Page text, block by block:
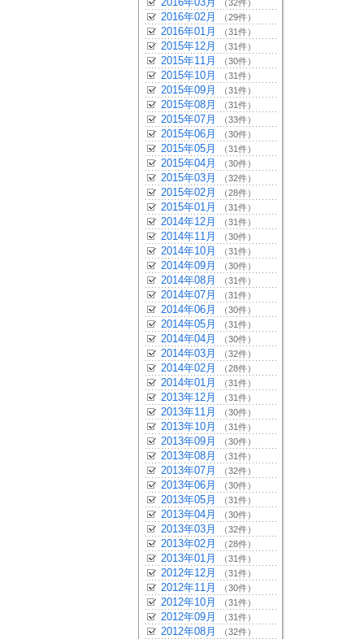
（32件）
2016年02月 （29件）
2016年01月 （31件）
2015年12月 （31件）
2015年11月 （30件）
2015年10月 （31件）
2015年09月 （31件）
2015年08月 （31件）
2015年07月 （33件）
2015年06月 （30件）
2015年05月 （31件）
2015年04月 （30件）
2015年03月 （32件）
2015年02月 （28件）
2015年01月 （31件）
2014年12月 （31件）
2014年11月 （30件）
2014年10月 （31件）
2014年09月 （30件）
2014年08月 （31件）
2014年07月 （31件）
2014年06月 （30件）
2014年05月 （31件）
2014年04月 （30件）
2014年03月 （32件）
2014年02月 （28件）
2014年01月 （31件）
2013年12月 （31件）
2013年11月 （30件）
2013年10月 （31件）
2013年09月 （30件）
2013年08月 （31件）
2013年07月 （32件）
2013年06月 （30件）
2013年05月 （31件）
2013年04月 （30件）
2013年03月 （32件）
2013年02月 （28件）
2013年01月 （31件）
2012年12月 （31件）
2012年11月 （30件）
2012年10月 （31件）
2012年09月 （31件）
2012年08月 （32件）